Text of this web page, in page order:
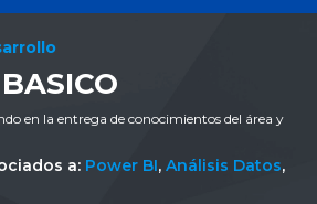
en la entrega de conocimientos del área y
a: Power BI, Análisis Datos,